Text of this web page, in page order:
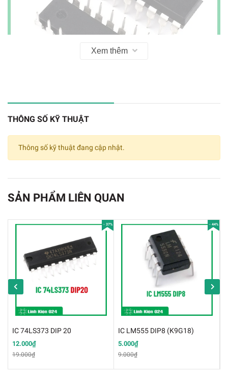
PT2272 L4 DIP-18
Thông Số Kỹ Thuật
ghép nối với PT 2262 sử dụng Công nghệ CMOS
✔️Dải điện áp hoạt động:
Kiểu chân: DIP 18
Xem thêm
THÔNG SỐ KỸ THUẬT
Thông số kỹ thuật đang cập nhật.
SẢN PHẨM LIÊN QUAN
- 37%
IC 74LS373 DIP 20
12.000₫
19.000₫
- 44%
IC LM555 DIP8 (K9G18)
5.000₫
9.000₫